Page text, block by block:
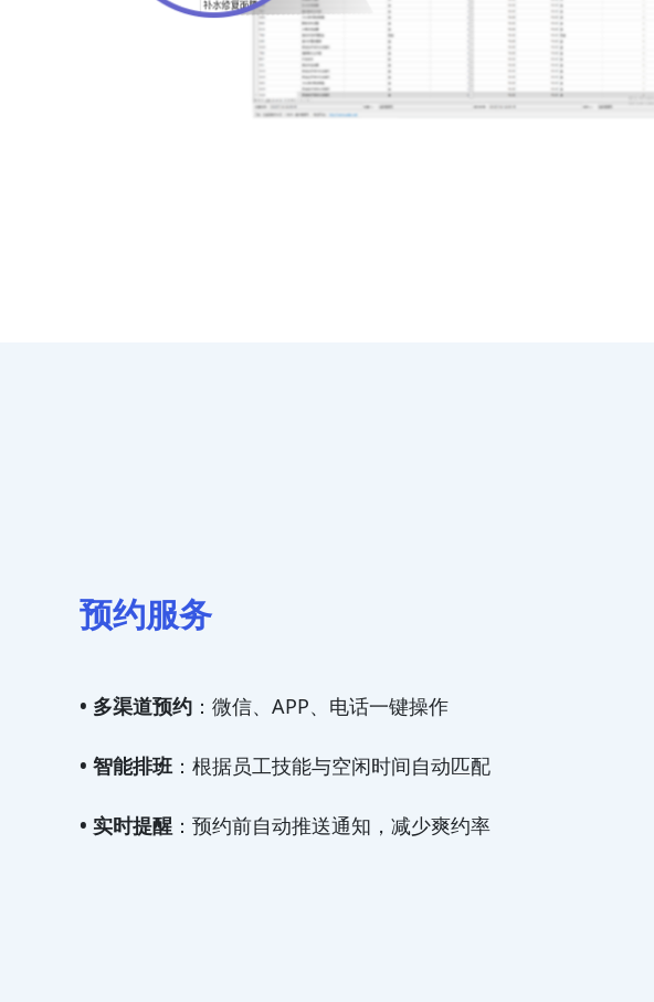
预约服务
• 多渠道预约 ：微信、APP、电话一键操作
• 智能排班：根据员工技能与空闲时间自动匹配
• 实时提醒 ：预约前自动推送通知，减少爽约率